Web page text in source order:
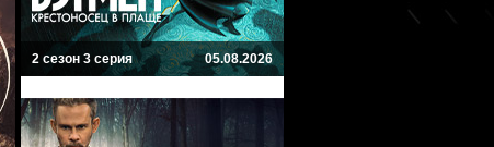
2 сезон 3 серия 05.08.2026